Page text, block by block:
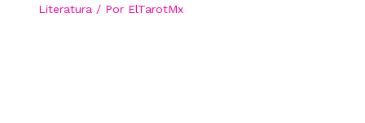
Literatura / Por ElTarotMx